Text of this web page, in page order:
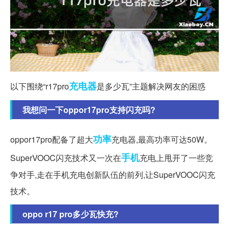
以下围绕“r17pro充电器是多少瓦”主题解决网友的困惑
我想问一下oppor17pro支持闪充吗?
oppor17pro配备了超大功率充电器,最高功率可达50W。
SuperVOOC闪充技术又一次在手机充电上甩开了一些竞
争对手,走在手机充电创新队伍的前列,让SuperVOOC闪充
技术。
oppo r17 pro多少瓦快充?